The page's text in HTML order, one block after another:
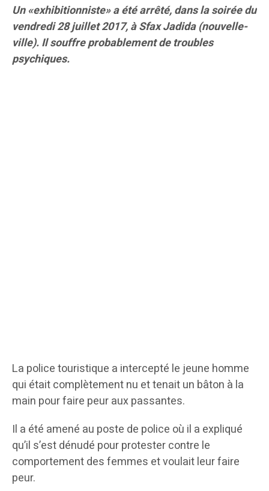
Un «exhibitionniste» a été arrêté, dans la soirée du
vendredi 28 juillet 2017, à Sfax Jadida (nouvelle-
ville). Il souffre probablement de troubles
psychiques.
La police touristique a intercepté le jeune homme
qui était complètement nu et tenait un bâton à la
main pour faire peur aux passantes.
Il a été amené au poste de police où il a expliqué
qu’il s’est dénudé pour protester contre le
comportement des femmes et voulait leur faire
peur.